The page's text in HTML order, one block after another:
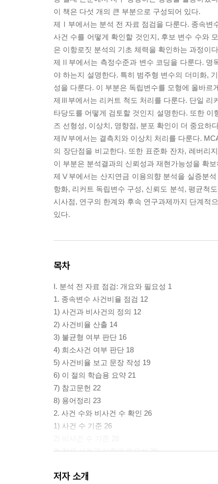
이 책은 다섯 개의 큰 부분으로 구성되어 있다.
제Ⅰ부에서는 분석 전 자료 점검을 다룬다. 종속변
사건 수를 어떻게 확인할 것인지, 후보 변수 수와
은 이항로짓 분석의 기초 체력을 확인하는 과정이
제Ⅱ부에서는 측정수준과 변수 코딩을 다룬다. 명
야 하는지 설명한다. 특히 범주형 변수의 더미화,
성을 다룬다. 이 부분은 독립변수를 모형에 올바르
제Ⅲ부에서는 리커트 척도 처리를 다룬다. 단일 리
타당도를 어떻게 검토할 것인지 설명한다. 또한
즈 선형성, 이상치, 영향점, 분포 확인이 더 중요하
제Ⅳ부에서는 결측치와 이상치 처리를 다룬다.
의 장단점을 비교한다. 또한 표준화 잔차, 레버리
이 부분은 분석결과의 신뢰성과 재현가능성을 확
제Ⅴ부에서는 산지연금 이용의향 분석을 실증분
항화, 리커트 독립변수 구성, 신뢰도 분석, 평균척
시사점, 연구의 한계와 후속 연구과제까지 단계적
있다.
목차
I. 분석 전 자료 점검: 개요와 필요성 1
1. 종속변수 사건비율 점검 12
1) 사건과 비사건의 정의 12
2) 사건비율 산출 14
3) 불균형 여부 판단 16
4) 희소사건 여부 판단 18
5) 사건비율 보고 문장 작성 19
6) 이 절의 학습용 요약 21
7) 참고문헌 22
8) 용어정리 23
2. 사건 수와 비사건 수 확인 26
1) 사건 수 기준 26
3) 작은 사건군 기준의 필요성 30
5) 이 절의 학습용 요약 34
저자 소개